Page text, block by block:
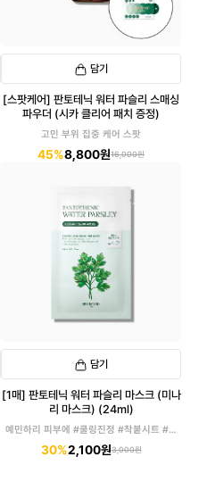
담기
[스팟케어] 판토테닉 워터 파슬리 스매싱
파우더 (시카 클리어 패치 증정)
고민 부위 집중 케어 스팟
45%8,800원16,000원
담기
[1매] 판토테닉 워터 파슬리 마스크 (미나
리 마스크) (24ml)
예민하리 피부에 #쿨링진정 #착붙시트 #미
나리마스크
30%2,100원3,000원